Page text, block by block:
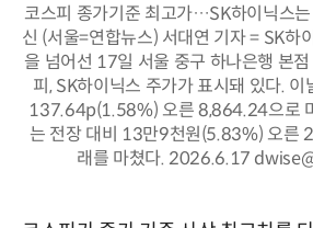
코스피 종가기준 최고가…SK하이닉스
신 (서울=연합뉴스) 서대연 기자 = SK하
을 넘어선 17일 서울 중구 하나은행 본
피, SK하이닉스 주가가 표시돼 있다.
137.64p(1.58%) 오른 8,864.24으로
는 전장 대비 13만9천원(5.83%) 오른
래를 마쳤다. 2026.6.17